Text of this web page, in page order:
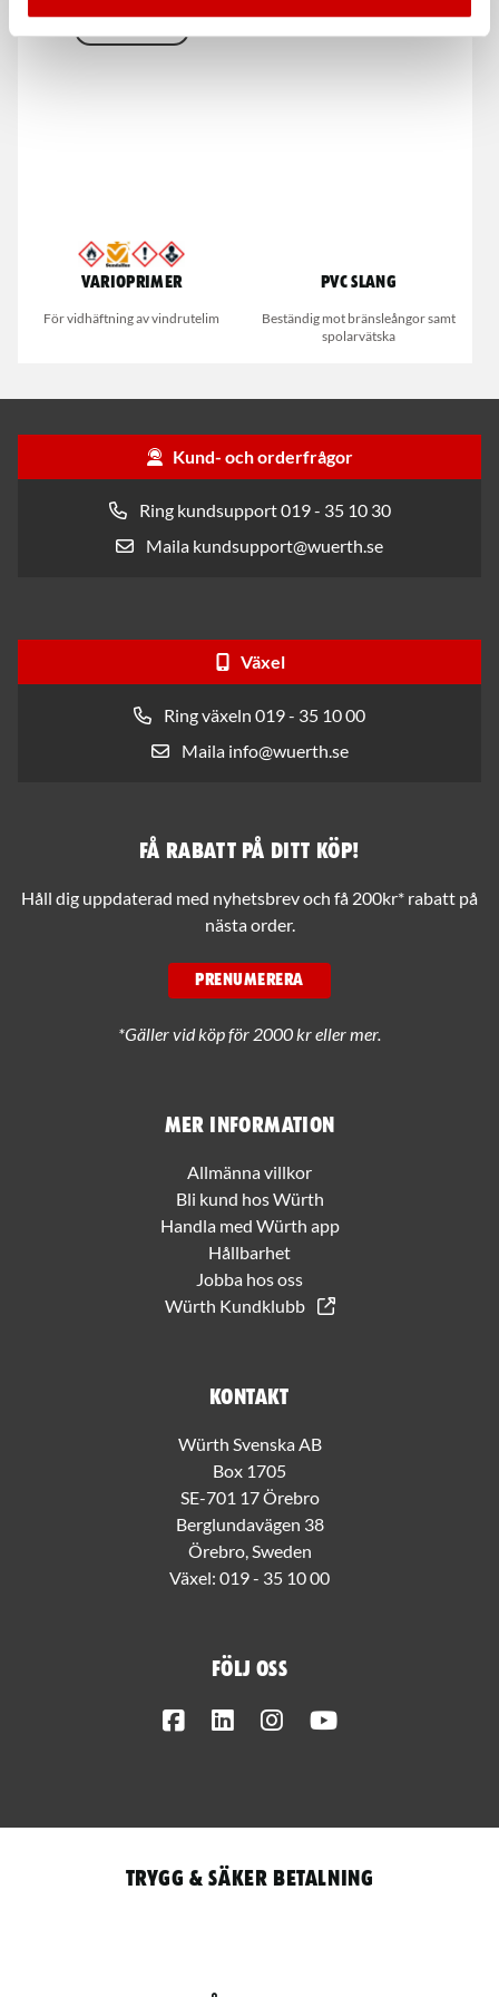
Varioprimer
För vidhäftning av vindrutelim
PVC Slang
Beständig mot bränsleångor samt
spolarvätska
Kund- och orderfrågor
Ring kundsupport 019 - 35 10 30
Maila kundsupport@wuerth.se
Växel
Ring växeln 019 - 35 10 00
Maila info@wuerth.se
Mer information
Allmänna villkor
Bli kund hos Würth
Handla med Würth app
Hållbarhet
Jobba hos oss
Würth Kundklubb
Kontakt
Würth Svenska AB
Box 1705
SE-701 17 Örebro
Berglundavägen 38
Örebro, Sweden
Växel: 019 - 35 10 00
Följ oss
FacebookLinkedInInstagram
Få rabatt på ditt köp!
Håll dig uppdaterad med nyhetsbrev och få 200kr* rabatt på
nästa order.
PRENUMERERA
*Gäller vid köp för 2000 kr eller mer.
Trygg & säker betalning